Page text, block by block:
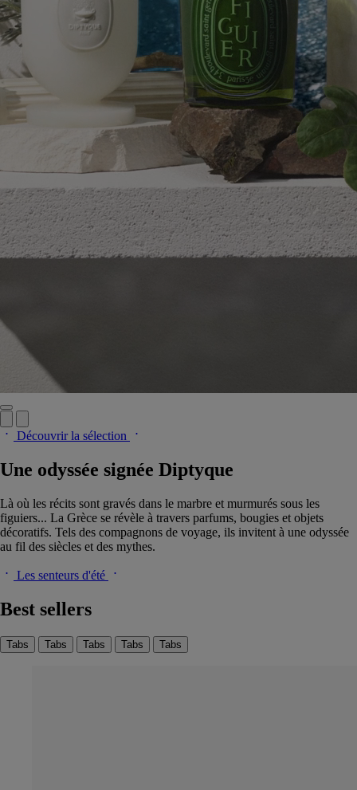
Découvrir la sélection
Une odyssée signée Diptyque
Là où les récits sont gravés dans le marbre et murmurés sous les
figuiers... La Grèce se révèle à travers parfums, bougies et objets
décoratifs. Tels des compagnons de voyage, ils invitent à une odyssée
au fil des siècles et des mythes.
Les senteurs d'été
Best sellers
Tabs Tabs Tabs Tabs Tabs